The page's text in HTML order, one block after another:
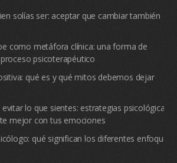
solías ser: aceptar que cambiar también
como metáfora clínica: una forma de
psicoterapéutico
qué es y qué mitos debemos dejar
lo que sientes: estrategias psicológicas
mejor con tus emociones
qué significan los diferentes enfoques